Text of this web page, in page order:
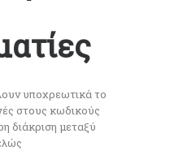
υποχρεωτικά το
στους κωδικούς
διάκριση μεταξύ